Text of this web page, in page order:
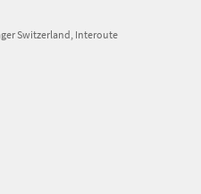
Switzerland, Interoute